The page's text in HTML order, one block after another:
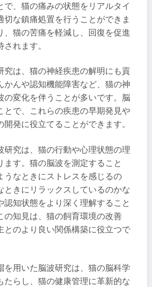
で、猫の痛みの状態をリアルタイ
切な鎮痛処置を行うことができま
、猫の苦痛を軽減し、回復を促進
れます。
究は、猫の神経疾患の解明にも貢
かんや認知機能障害など、猫の神
の変化を伴うことが多いです。脳
とで、これらの疾患の早期発見や
開発に役立てることができます。
研究は、猫の行動や心理状態の理
ます。猫の脳波を測定すること
うなときにストレスを感じるの
ときにリラックスしているのかな
認知状態をより深く理解すること
の知見は、猫の飼育環境の改善
とのより良い関係構築に役立つで
を用いた脳波研究は、猫の脳科学
たらし、猫の健康管理に革新的な